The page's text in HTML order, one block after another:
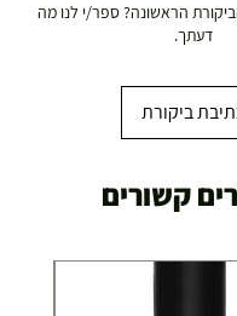
הראשונה? ספר/י לנו מה
דעתך.
ביקורת
קשורים